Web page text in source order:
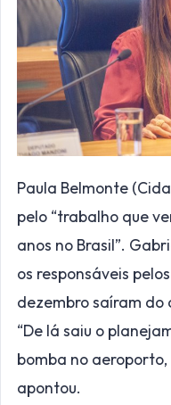
Paula Belmonte
pelo “trabalho que
anos no Brasil”.
os responsáveis
dezembro saíram
“De lá saiu o
bomba no
apontou.